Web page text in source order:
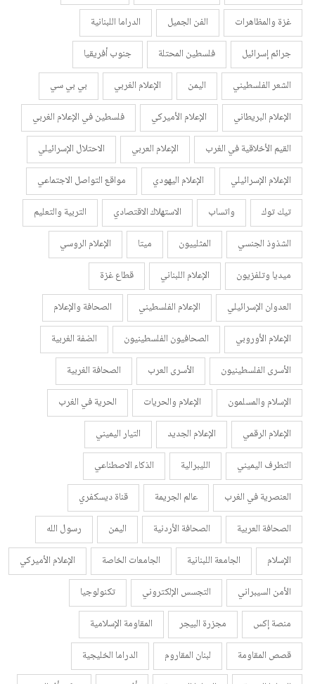
غزة والمظاهرات
الفن الجميل
الدراما اللبنانية
جرائم إسرائيل
فلسطين المحتلة
جنوب أفريقيا
الشعر الفلسطيني
اليمن الإعلام الغربي
بي بي سي
الإعلام البريطاني
الإعلام الأميركي
فلسطين في الإعلام الغربي
القيم الأخلاقية في الغرب
الإعلام العربي
الاحتلال الإسرائيلي
الإعلام الإسرائيلي
الإعلام اليهودي
مواقع التواصل الاجتماعي
تيك توك
واتساب الاستهلاك الاقتصادي
التربية والتعليم
الشذوذ الجنسي
المثلييون ميتا
الإعلام الروسي
ميديا وتلفزيون
الإعلام اللبناني
قطاع غزة
العدوان الإسرائيلي
الإعلام الفلسطيني
الصحافة والإعلام
الإعلام الأوروبي
الصحافيون الفلسطينيون
الضفة الغربية
الأسرى الفلسطينيون
الأسرى العرب
الصحافة الغربية
الإسلام والمسلمون
الإعلام والحريات
الحرية في الغرب
الإعلام الرقمي
الإعلام الجديد
التيار اليميني
التطرف اليميني
الليبرالية
الذكاء الاصطناعي
العنصرية في الغرب
عالم الجريمة
قناة ديسكفري
الصحافة العربية
الصحافة الأردنية اليمن
رسول الله
الإسلام
الجامعة اللبنانية الجامعات الخاصة
الإعلام الأميركي
الأمن السيبراني
التجسس الإلكتروني
تكنولوجيا
منصة إكس
مجزرة البيجر
المقاومة الإسلامية
قصص المقاومة
لبنان المقاروم
الدراما الخليجية